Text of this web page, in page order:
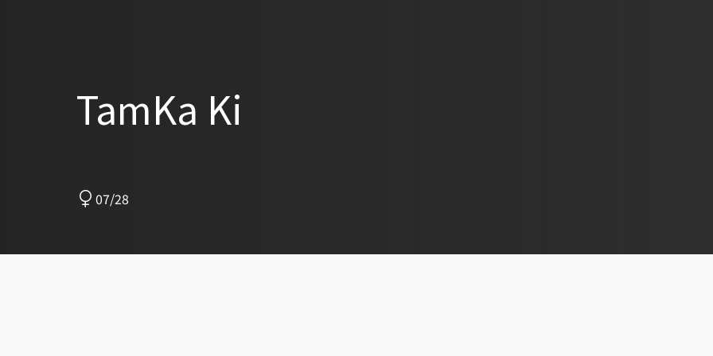
TamKa Ki
07/28